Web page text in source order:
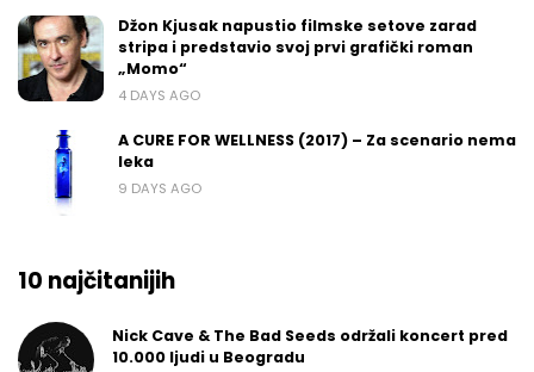
Džon Kjusak napustio filmske setove zarad
stripa i predstavio svoj prvi grafički roman
„Momo“
4 DAYS AGO
A CURE FOR WELLNESS (2017) – Za scenario nema
leka
9 DAYS AGO
10 najčitanijih
Nick Cave & The Bad Seeds održali koncert pred
10.000 ljudi u Beogradu